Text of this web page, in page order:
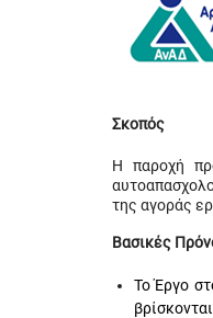
Σκοπός
Η παροχή
της αγοράς
Βασικές
Το Έργο